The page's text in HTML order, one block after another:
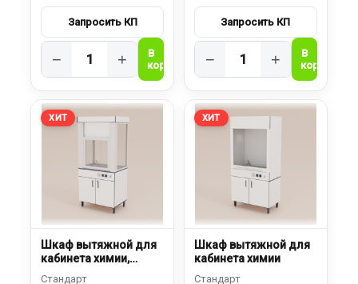
− + − +
ХИТ
Шкаф вытяжной для
кабинета химии,
ХИТ
Шкаф вытяжной для
кабинета химии